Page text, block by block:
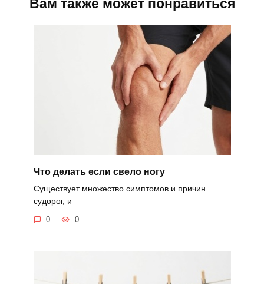
Вам также может понравиться
Что делать если свело ногу
Существует множество симптомов и причин
судорог, и
0 0